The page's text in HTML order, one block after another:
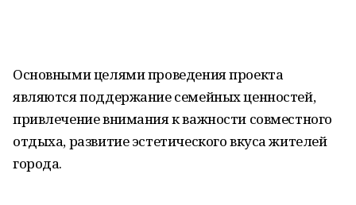
Основными целями проведения проекта
являются поддержание семейных ценностей,
привлечение внимания к важности совместного
отдыха, развитие эстетического вкуса жителей
города.